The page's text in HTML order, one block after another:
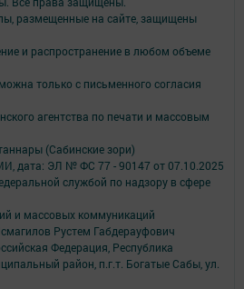
размещенные на сайте, защищены
и распространение в любом объеме
только с письменного согласия
агентства по печати и массовым
(Сабинские зори)
дата: ЭЛ № ФС 77 - 90147 от 07.10.2025
службой по надзору в сфере
и массовых коммуникаций
Рустем Габдерауфович
Федерация, Республика
район, п.г.т. Богатые Сабы, ул.